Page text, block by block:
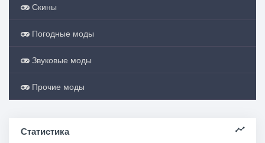
Скины
Погодные моды
Звуковые моды
Прочие моды
Статистика